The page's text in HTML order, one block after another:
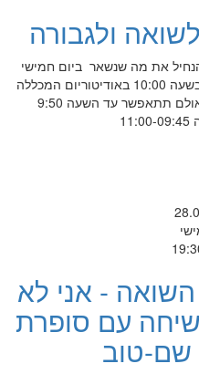
ולגבורה
את מה שנשאר ביום חמישי
28 באפריל 2022 (כ"ז בניסן תשפ"ב) בשעה 10:00 באודיטוריום המכללה
תתאפשר עד השעה 9:50
- אני לא
שיחה עם סופרת
טוב